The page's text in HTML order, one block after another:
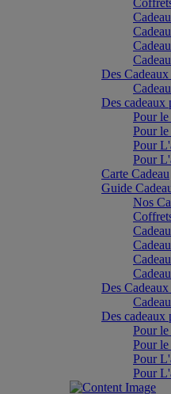
Des
Des cadeaux
Pour
Pour le
Pour
Pour
Carte Cadeau
Guide
Nos
Des
Des cadeaux
Pour
Pour le
Pour
Pour